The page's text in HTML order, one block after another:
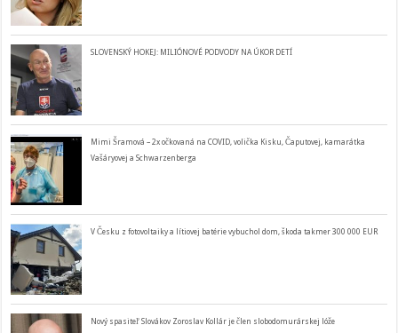
SLOVENSKÝ HOKEJ: MILIÓNOVÉ PODVODY NA ÚKOR DETÍ
Mimi Šramová – 2x očkovaná na COVID, volička Kisku, Čaputovej, kamarátka
Vašáryovej a Schwarzenberga
V Česku z fotovoltaiky a lítiovej batérie vybuchol dom, škoda takmer 300 000 EUR
Nový spasiteľ Slovákov Zoroslav Kollár je člen slobodomurárskej lóže